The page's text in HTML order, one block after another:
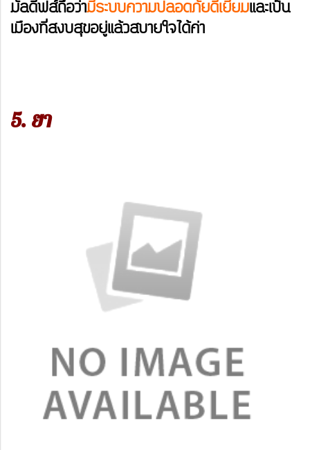
มัลดีฟส์ถือว่ามีระบบความปลอดภัยดีเยี่ยมและเป็น
เมืองที่สงบสุขอยู่แล้วสบายใจได้ค่า
5. ยา